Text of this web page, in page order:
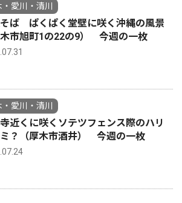
・愛川・清川
ば ぱくぱく堂壁に咲く沖縄の風景
木市旭町1の22の9） 今週の一枚
・愛川・清川
近くに咲くソテツフェンス際のハリ
？（厚木市酒井） 今週の一枚